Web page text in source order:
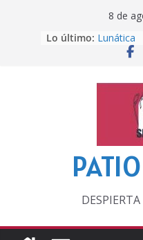
8 de
Lo último: Lunática
Pero,
‘La
lecturas
Otra del